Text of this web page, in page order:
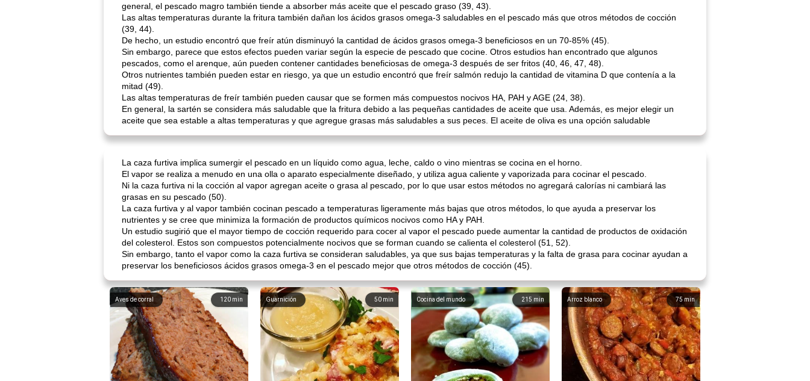
general, el pescado magro también tiende a absorber más aceite que el pescado graso (39, 43).
Las altas temperaturas durante la fritura también dañan los ácidos grasos omega-3 saludables en el pescado más que otros métodos de cocción
(39, 44).
De hecho, un estudio encontró que freír atún disminuyó la cantidad de ácidos grasos omega-3 beneficiosos en un 70-85% (45).
Sin embargo, parece que estos efectos pueden variar según la especie de pescado que cocine. Otros estudios han encontrado que algunos
pescados, como el arenque, aún pueden contener cantidades beneficiosas de omega-3 después de ser fritos (40, 46, 47, 48).
Otros nutrientes también pueden estar en riesgo, ya que un estudio encontró que freír salmón redujo la cantidad de vitamina D que contenía a la
mitad (49).
Las altas temperaturas de freír también pueden causar que se formen más compuestos nocivos HA, PAH y AGE (24, 38).
En general, la sartén se considera más saludable que la fritura debido a las pequeñas cantidades de aceite que usa. Además, es mejor elegir un
aceite que sea estable a altas temperaturas y que agregue grasas más saludables a sus peces. El aceite de oliva es una opción saludable
La caza furtiva implica sumergir el pescado en un líquido como agua, leche, caldo o vino mientras se cocina en el horno.
El vapor se realiza a menudo en una olla o aparato especialmente diseñado, y utiliza agua caliente y vaporizada para cocinar el pescado.
Ni la caza furtiva ni la cocción al vapor agregan aceite o grasa al pescado, por lo que usar estos métodos no agregará calorías ni cambiará las
grasas en su pescado (50).
La caza furtiva y al vapor también cocinan pescado a temperaturas ligeramente más bajas que otros métodos, lo que ayuda a preservar los
nutrientes y se cree que minimiza la formación de productos químicos nocivos como HA y PAH.
Un estudio sugirió que el mayor tiempo de cocción requerido para cocer al vapor el pescado puede aumentar la cantidad de productos de oxidación
del colesterol. Estos son compuestos potencialmente nocivos que se forman cuando se calienta el colesterol (51, 52).
Sin embargo, tanto el vapor como la caza furtiva se consideran saludables, ya que sus bajas temperaturas y la falta de grasa para cocinar ayudan a
preservar los beneficiosos ácidos grasos omega-3 en el pescado mejor que otros métodos de cocción (45).
120 min
Aves de corral 50 min
Guarnición 215 min
Cocina del mundo 75 min
Arroz blanco